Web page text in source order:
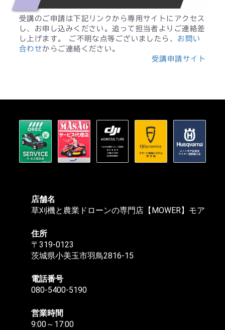
受講のご申請は下記リンクから専用サイトにアクセス
し、お申し込みください。追って担当者よりご連絡差
し上げます。 ご不明な点等ございましたら、 お問い
合わせからご連絡ください。
受講申請サイト
店舗名
草刈機と農業ドローンの専門店【MOWER】モア
住所
〒319-0123
茨城県小美玉市羽鳥2816-15
電話番号
080-5400-5190
営業時間
9:00～17:00